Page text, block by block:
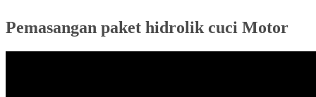
Pemasangan paket hidrolik cuci Motor